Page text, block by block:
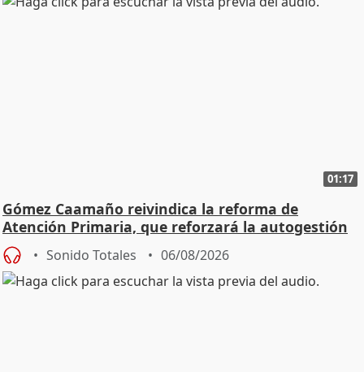
01:17
Gómez Caamaño reivindica la reforma de
Atención Primaria, que reforzará la autogestión
Sonido Totales 06/08/2026